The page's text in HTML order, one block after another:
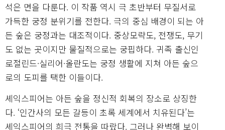
석은 면을 다룬다. 이 작품 역시 극 초반부터 무질서로
가득한 궁정 분위기를 전한다. 극의 중심 배경이 되는 아
든 숲은 궁정과는 대조적이다. 중상모략도, 전쟁도, 무기
도 없는 곳이지만 물질적으로는 궁핍하다. 귀족 출신인
로절린드·실리어·올란도는 궁정 생활에 지쳐 아든 숲으
로의 도피를 택한 이들이다.
셰익스피어는 아든 숲을 정신적 회복의 장소로 상징한
다. ‘인간사의 모든 갈등이 초록 세계에서 치유된다’는
셰익스피어의 희극 전통을 따랐다. 그러나 완벽해 보이